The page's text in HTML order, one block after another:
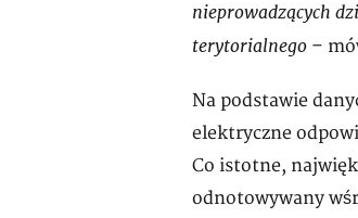
nieprowadzących
terytorialnego –
Na podstawie
elektryczne
Co istotne,
odnotowywany